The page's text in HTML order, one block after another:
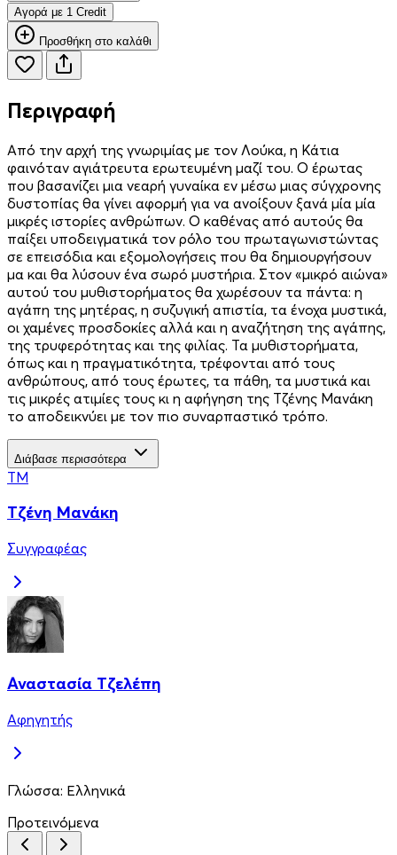
Aγορά με 1 Credit
Προσθήκη στο καλάθι
Περιγραφή
Από την αρχή της γνωριμίας με τον Λούκα, η Κάτια
φαινόταν αγιάτρευτα ερωτευμένη μαζί του. Ο έρωτας
που βασανίζει μια νεαρή γυναίκα εν μέσω μιας σύγχρονης
δυστοπίας θα γίνει αφορμή για να ανοίξουν ξανά μία μία
μικρές ιστορίες ανθρώπων. Ο καθένας από αυτούς θα
παίξει υποδειγματικά τον ρόλο του πρωταγωνιστώντας
σε επεισόδια και εξομολογήσεις που θα δημιουργήσουν
μα και θα λύσουν ένα σωρό μυστήρια. Στον «μικρό αιώνα»
αυτού του μυθιστορήματος θα χωρέσουν τα πάντα: η
αγάπη της μητέρας, η συζυγική απιστία, τα ένοχα μυστικά,
οι χαμένες προσδοκίες αλλά και η αναζήτηση της αγάπης,
της τρυφερότητας και της φιλίας. Τα μυθιστορήματα,
όπως και η πραγματικότητα, τρέφονται από τους
ανθρώπους, από τους έρωτες, τα πάθη, τα μυστικά και
τις μικρές ατιμίες τους κι η αφήγηση της Τζένης Μανάκη
το αποδεικνύει με τον πιο συναρπαστικό τρόπο.
Διάβασε περισσότερα
ΤΜ
Τζένη Μανάκη
Συγγραφέας
Αναστασία Τζελέπη
Αφηγητής
Γλώσσα: Ελληνικά
Προτεινόμενα